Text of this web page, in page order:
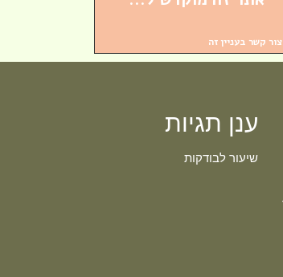
צור קשר בעניין זה
ענן תגיות
שיעור לבודקות